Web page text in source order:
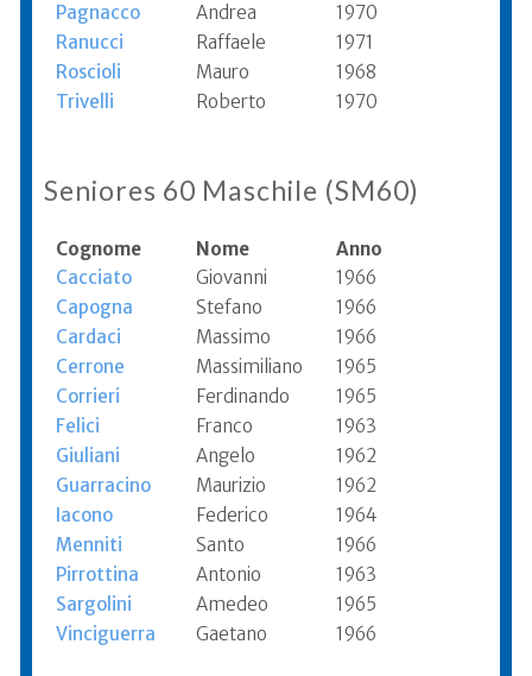
Pagnacco
Andrea
1970
Ranucci
Raffaele
1971
Roscioli
Mauro
1968
Trivelli
Roberto 1970
Seniores 60 Maschile (SM60)
Cognome Nome
Anno
Cacciato
Giovanni
1966
Capogna
Stefano
1966
Cardaci
Massimo
1966
Cerrone
Massimiliano
1965
Corrieri
Ferdinando
1965
Felici
Franco
1963
Giuliani
Angelo
1962
Guarracino
Maurizio
1962
Iacono
Federico
1964
Menniti
Santo
1966
Pirrottina
Antonio
1963
Sargolini
Amedeo
1965
Vinciguerra
Gaetano 1966